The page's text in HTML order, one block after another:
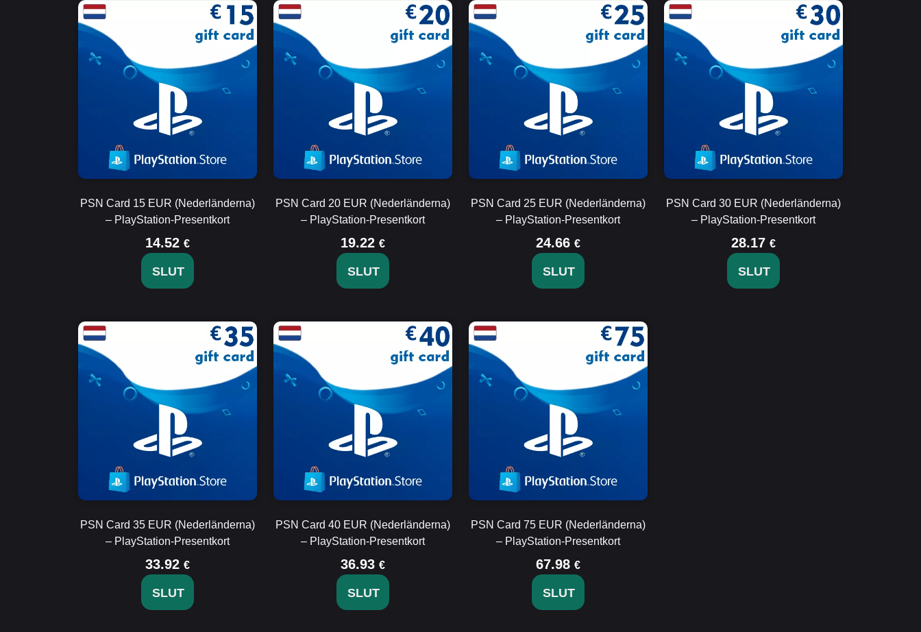
PSN Card 15 EUR (Nederländerna)
– PlayStation-Presentkort
14.52 €
SLUT
PSN Card 20 EUR (Nederländerna)
– PlayStation-Presentkort
19.22 €
SLUT
PSN Card 25 EUR (Nederländerna)
– PlayStation-Presentkort
24.66 €
SLUT
PSN Card 30 EUR (Nederländerna)
– PlayStation-Presentkort
28.17 €
SLUT
PSN Card 35 EUR (Nederländerna)
– PlayStation-Presentkort
33.92 €
SLUT
PSN Card 40 EUR (Nederländerna)
– PlayStation-Presentkort
36.93 €
SLUT
PSN Card 75 EUR (Nederländerna)
– PlayStation-Presentkort
67.98 €
SLUT